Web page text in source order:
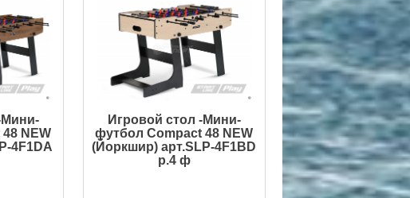
Мини-
NEW
4F1DA
Игровой стол -Мини-
футбол Compact 48 NEW
(Йоркшир) арт.SLP-4F1BD
р.4 ф